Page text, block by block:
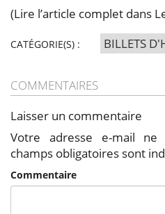
(Lire l’article complet dans
CATÉGORIE(S) : BILLETS
COMMENTAIRES
Laisser un commentaire
Votre adresse e-mail ne
champs obligatoires sont
Commentaire